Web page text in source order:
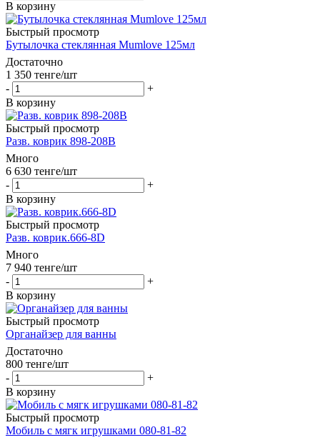
В корзину
Быстрый просмотр
Бутылочка стеклянная Mumlove 125мл
Достаточно
1 350 тенге/шт
-
+
В корзину
Быстрый просмотр
Разв. коврик 898-208В
Много
6 630 тенге/шт
-
+
В корзину
Быстрый просмотр
Разв. коврик.666-8D
Много
7 940 тенге/шт
-
+
В корзину
Быстрый просмотр
Органайзер для ванны
Достаточно
800 тенге/шт
-
+
В корзину
Быстрый просмотр
Мобиль с мягк игрушками 080-81-82